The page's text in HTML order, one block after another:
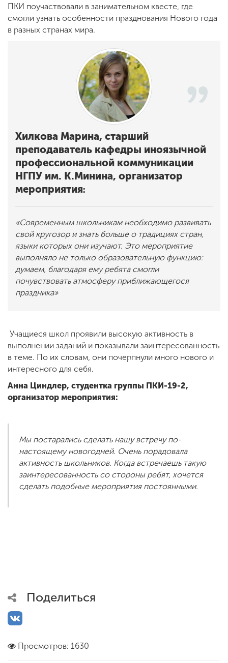
ENG SPN CHI
Приемная
комиссия
+7 (831) 262-26-20
ПКИ поучаствовали в занимательном квесте, где
смогли узнать особенности празднования Нового года
в разных странах мира.
Хилкова Марина, старший
преподаватель кафедры иноязычной
профессиональной коммуникации
НГПУ им. К.Минина, организатор
мероприятия:
«Современным школьникам необходимо развивать
свой кругозор и знать больше о традициях стран,
языки которых они изучают. Это мероприятие
выполняло не только образовательную функцию:
думаем, благодаря ему ребята смогли
почувствовать атмосферу приближающегося
праздника»
Учащиеся школ проявили высокую активность в
выполнении заданий и показывали заинтересованность
в теме. По их словам, они почерпнули много нового и
интересного для себя.
Анна Циндлер, студентка группы ПКИ-19-2,
организатор мероприятия:
Мы постарались сделать нашу встречу по-
настоящему новогодней. Очень порадовала
активность школьников. Когда встречаешь такую
заинтересованность со стороны ребят, хочется
сделать подобные мероприятия постоянными.
Поделиться
Просмотров: 1630